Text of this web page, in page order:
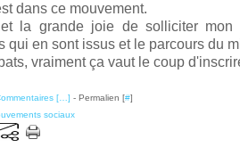
dans ce mouvement.
et la grande joie de solliciter
qui en sont issus et le parcours du
vraiment ça vaut le coup
[ ] - Permalien [#]
sociaux